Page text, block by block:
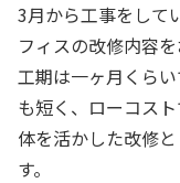
3月から工事をして
フィスの改修内容を
工期は一ヶ月くら
も短く、ローコス
体を活かした改修
す。